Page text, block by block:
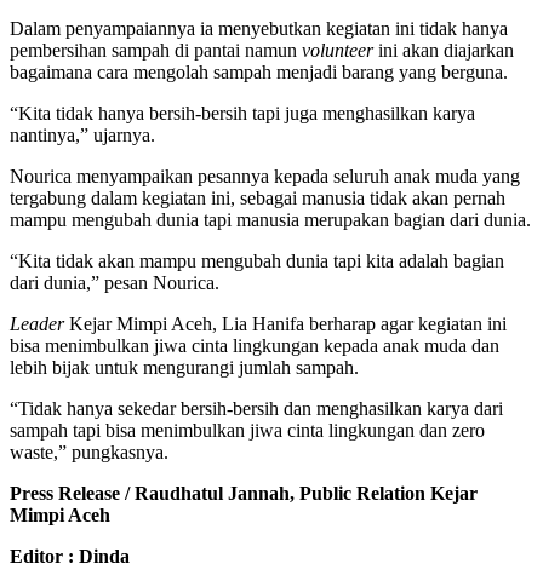
Dalam penyampaiannya ia menyebutkan kegiatan ini tidak hanya
pembersihan sampah di pantai namun volunteerini akan diajarkan
bagaimana cara mengolah sampah menjadi barang yang berguna.
“Kita tidak hanya bersih-bersih tapi juga menghasilkan karya
nantinya,” ujarnya.
Nourica menyampaikan pesannya kepada seluruh anak muda yang
tergabung dalam kegiatan ini, sebagai manusia tidak akan pernah
mampu mengubah dunia tapi manusia merupakan bagian dari dunia.
“Kita tidak akan mampu mengubah dunia tapi kita adalah bagian
dari dunia,” pesan Nourica.
LeaderKejar Mimpi Aceh, Lia Hanifa berharap agar kegiatan ini
bisa menimbulkan jiwa cinta lingkungan kepada anak muda dan
lebih bijak untuk mengurangi jumlah sampah.
“Tidak hanya sekedar bersih-bersih dan menghasilkan karya dari
sampah tapi bisa menimbulkan jiwa cinta lingkungan dan zero
waste,” pungkasnya.
Press Release / Raudhatul Jannah, Public Relation Kejar
Mimpi Aceh
Editor : Dinda